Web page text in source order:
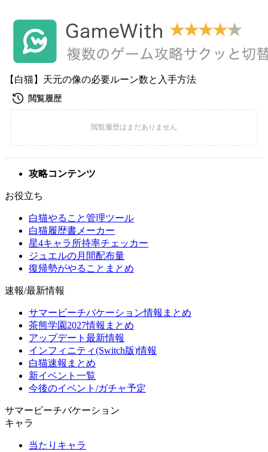
【白猫】天元の像の必要ルーン数と入手方法
攻略コンテンツ
お役立ち
白猫やること管理ツール
白猫履歴書メーカー
星4キャラ所持率チェッカー
ジュエルの月間配布量
復帰勢がやることまとめ
速報/最新情報
サマービーチバケーション情報まとめ
茶熊学園2027情報まとめ
アップデート最新情報
インフィニティ(Switch版)情報
白猫速報まとめ
新イベント一覧
今後のイベント/ガチャ予定
サマービーチバケーション
キャラ
当たりキャラ